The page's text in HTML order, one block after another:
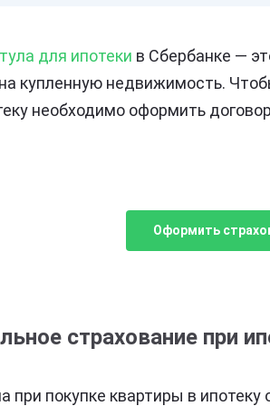
для ипотеки в Сбербанке —
купленную недвижимость.
необходимо оформить
Оформить
страхование при
при покупке квартиры в